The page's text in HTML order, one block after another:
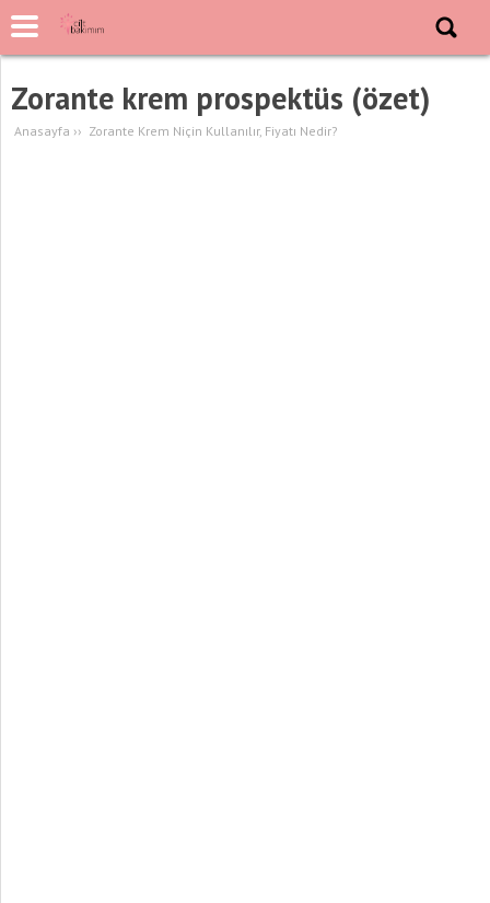
Zorante krem prospektüs (özet)
Anasayfa ›› Zorante Krem Niçin Kullanılır, Fiyatı Nedir?